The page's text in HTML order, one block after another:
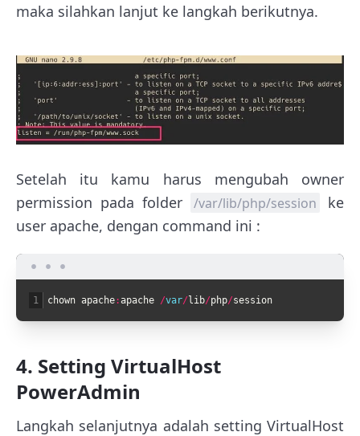
maka silahkan lanjut ke langkah berikutnya.
Setelah itu kamu harus mengubah owner
permission pada folder
/var/lib/php/session
ke
user apache, dengan command ini :
1 chown apache:apache /var/lib/php/session
4. Setting VirtualHost
PowerAdmin
Langkah selanjutnya adalah setting VirtualHost